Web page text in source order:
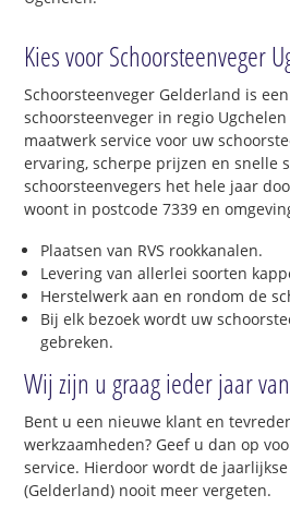
Kies voor Schoorsteenveger
Schoorsteenveger Gelderland is
schoorsteenveger in regio
maatwerk service voor uw
ervaring, scherpe prijzen en snelle
schoorsteenvegers het hele jaar
woont in postcode 7339 en
Plaatsen van RVS rookkanalen.
Levering van allerlei soorten
Herstelwerk aan en rondom de
Bij elk bezoek wordt uw
gebreken.
Wij zijn u graag ieder jaar
Bent u een nieuwe klant en
werkzaamheden? Geef u dan op
service. Hierdoor wordt de
(Gelderland) nooit meer vergeten.